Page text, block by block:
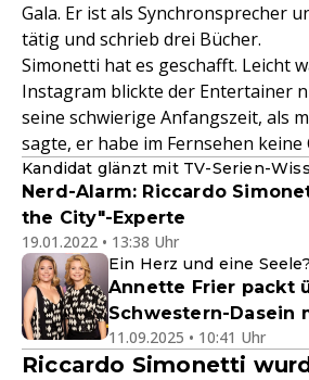
Gala. Er ist als Synchronsprecher
tätig und schrieb drei Bücher.
Simonetti hat es geschafft. Leicht
Instagram blickte der Entertainer
seine schwierige Anfangszeit, als
sagte, er habe im Fernsehen keine
Kandidat glänzt mit TV-Serien-
Nerd-Alarm: Riccardo
the City"-Experte
19.01.2022 • 13:38 Uhr
Ein Herz und eine Seele?
Annette Frier packt
Schwestern-Dasein
11.09.2025 • 10:41 Uhr
Riccardo Simonetti